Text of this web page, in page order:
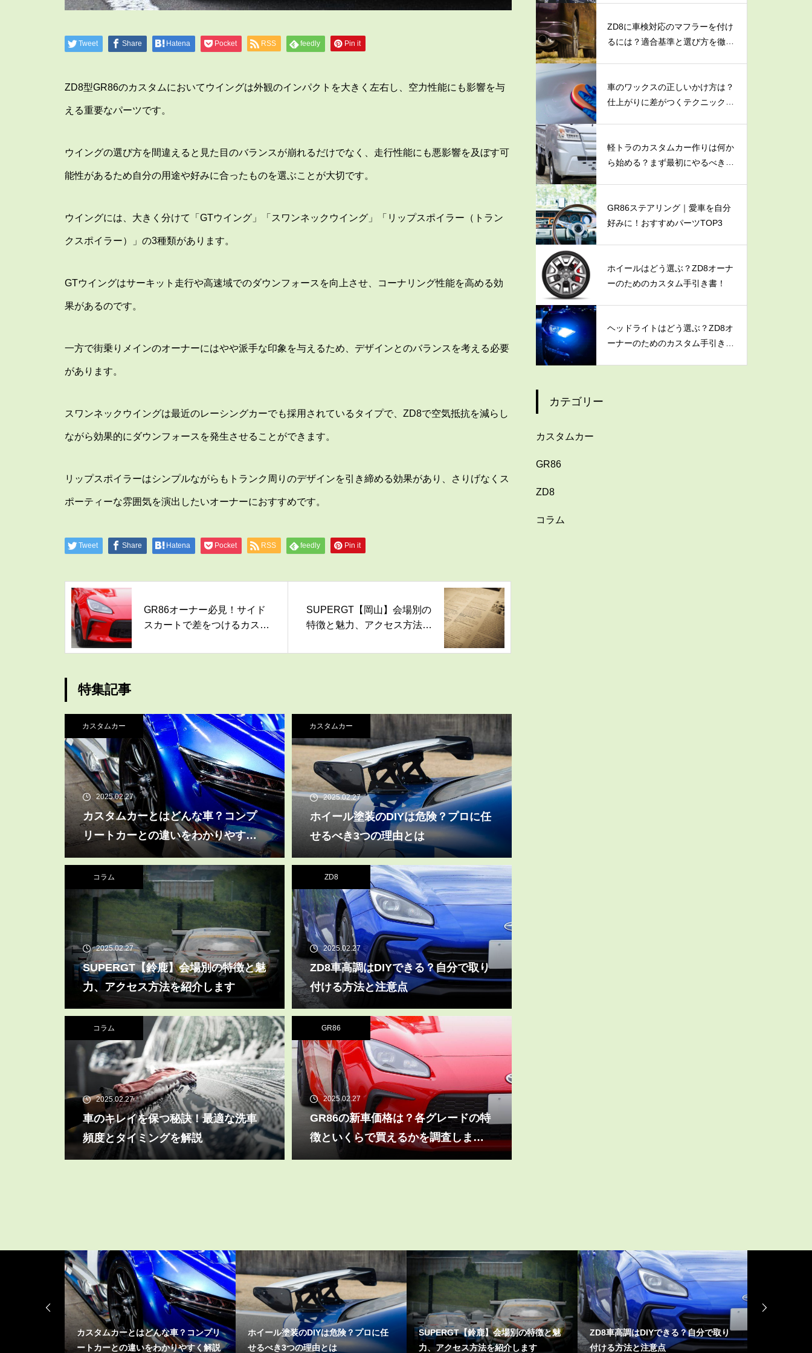
Tweet Share Hatena Pocket RSS feedly Pin it
ZD8型GR86のカスタムにおいてウイングは外観のインパクトを大きく左右し、空力性能にも影響を与
える重要なパーツです。
ウイングの選び方を間違えると見た目のバランスが崩れるだけでなく、走行性能にも悪影響を及ぼす可
能性があるため自分の用途や好みに合ったものを選ぶことが大切です。
ウイングには、大きく分けて「GTウイング」「スワンネックウイング」「リップスポイラー（トラン
クスポイラー）」の3種類があります。
GTウイングはサーキット走行や高速域でのダウンフォースを向上させ、コーナリング性能を高める効
果があるのです。
一方で街乗りメインのオーナーにはやや派手な印象を与えるため、デザインとのバランスを考える必要
があります。
スワンネックウイングは最近のレーシングカーでも採用されているタイプで、ZD8で空気抵抗を減らし
ながら効果的にダウンフォースを発生させることができます。
リップスポイラーはシンプルながらもトランク周りのデザインを引き締める効果があり、さりげなくス
ポーティーな雰囲気を演出したいオーナーにおすすめです。
Tweet Share Hatena Pocket RSS feedly Pin it
GR86オーナー必見！サイド
スカートで差をつけるカスタ
SUPERGT【岡山】会場別の
特徴と魅力、アクセス方法を
特集記事
カスタムカー
2025.02.27
カスタムカーとはどんな車？コンプ
リートカーとの違いをわかりやすく
解説
カスタムカー
2025.02.27
ホイール塗装のDIYは危険？プロに任
せるべき3つの理由とは
コラム
2025.02.27
SUPERGT【鈴鹿】会場別の特徴と魅
力、アクセス方法を紹介します
ZD8
2025.02.27
ZD8車高調はDIYできる？自分で取り
付ける方法と注意点
コラム
2025.02.27
車のキレイを保つ秘訣！最適な洗車
頻度とタイミングを解説
GR86
2025.02.27
GR86の新車価格は？各グレードの特
徴といくらで買えるかを調査しまし
た
ZD8に車検対応のマフラーを付け
るには？適合基準と選び方を徹底
車のワックスの正しいかけ方は？
仕上がりに差がつくテクニックを
軽トラのカスタムカー作りは何か
ら始める？まず最初にやるべき3
GR86ステアリング｜愛車を自分
好みに！おすすめパーツTOP3
ホイールはどう選ぶ？ZD8オーナ
ーのためのカスタム手引き書！
ヘッドライトはどう選ぶ？ZD8オ
ーナーのためのカスタム手引き
カテゴリー
カスタムカー
GR86
ZD8
コラム
ホイール塗装のDIYは危険？プロに任
せるべき3つの理由とは
SUPERGT【鈴鹿】会場別の特徴と魅
力、アクセス方法を紹介します
ZD8車高調はDIYできる？自分で取り
付ける方法と注意点
車のキレイを保つ秘訣！最適な洗車頻
度とタイミングを解説